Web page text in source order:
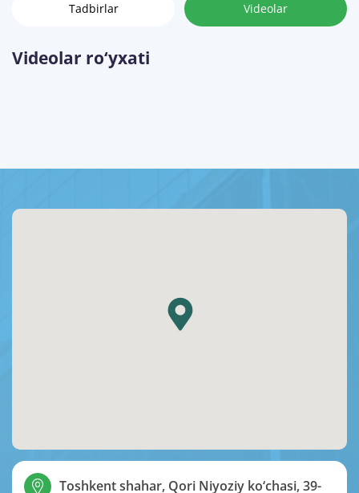
Tadbirlar Videolar
Videolar ro‘yxati
Toshkent shahar, Qori Niyoziy ko‘chasi, 39-